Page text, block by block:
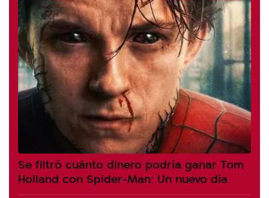
Se filtró cuánto dinero podría ganar Tom
Holland con Spider-Man: Un nuevo día